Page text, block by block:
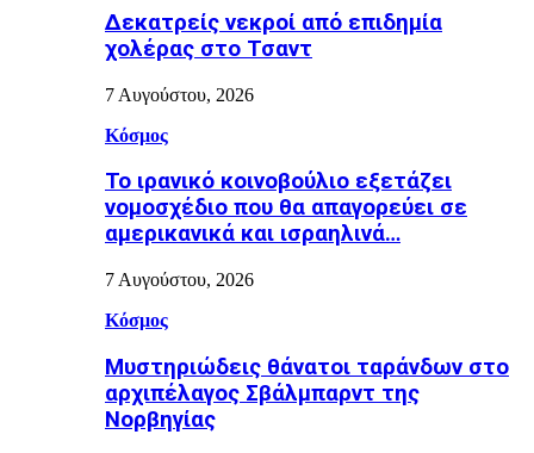
Δεκατρείς νεκροί από επιδημία
χολέρας στο Τσαντ
7 Αυγούστου, 2026
Κόσμος
Το ιρανικό κοινοβούλιο εξετάζει
νομοσχέδιο που θα απαγορεύει σε
αμερικανικά και ισραηλινά…
7 Αυγούστου, 2026
Κόσμος
Μυστηριώδεις θάνατοι ταράνδων στο
αρχιπέλαγος Σβάλμπαρντ της
Νορβηγίας